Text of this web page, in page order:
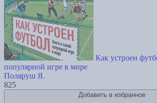
Как устроен
популярной игре в мире
Поляруш Я.
825
Добавить в избранное